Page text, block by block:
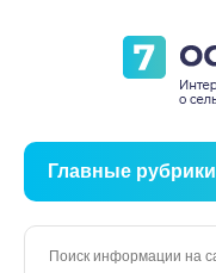
Главные рубрики